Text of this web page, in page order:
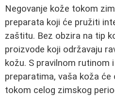
Negovanje kože tokom
preparata koji će pružiti
zaštitu. Bez obzira na tip
proizvode koji održavaju
kožu. S pravilnom rutinom
preparatima, vaša koža
tokom celog zimskog